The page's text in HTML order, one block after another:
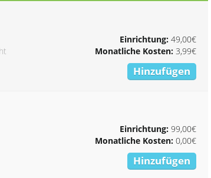
Einrichtung:49,00€
Monatliche Kosten:3,99€
Hinzufügen
Einrichtung:99,00€
Monatliche Kosten:0,00€
Hinzufügen